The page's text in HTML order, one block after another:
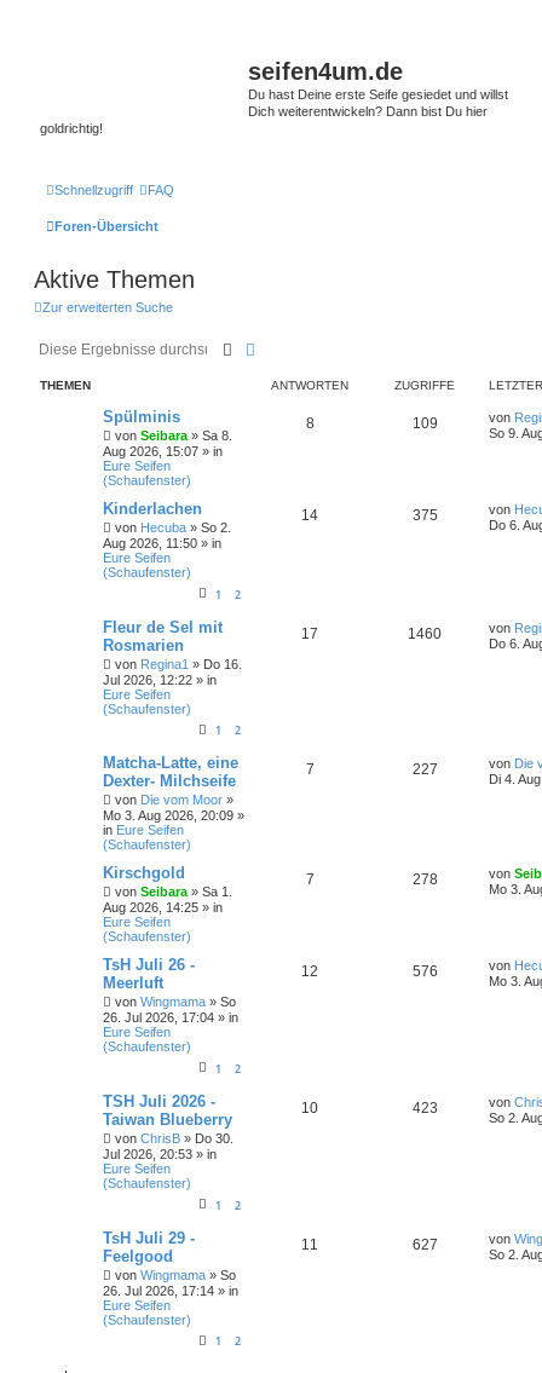
seifen4um.de
Du hast Deine erste Seife gesiedet und willst
Dich weiterentwickeln? Dann bist Du hier
goldrichtig!
Schnellzugriff FAQ
Foren-Übersicht
Aktive Themen
Zur erweiterten Suche
Suche
THEMEN ANTWORTEN ZUGRIFFE
Spülminis
von Seibara » Sa 8.
Aug 2026, 15:07 » in
Eure Seifen
(Schaufenster)
8 109 von
So 9.
Kinderlachen
von Hecuba » So 2.
Aug 2026, 11:50 » in
Eure Seifen
(Schaufenster)
1 2
14 375 von
Do 6.
Fleur de Sel mit
Rosmarien
von Regina1 » Do 16.
Jul 2026, 12:22 » in
Eure Seifen
(Schaufenster)
1 2
17 1460 von
Do 6.
Matcha-Latte, eine
Dexter- Milchseife
von Die vom Moor »
Mo 3. Aug 2026, 20:09 »
in Eure Seifen
(Schaufenster)
7 227 von Die
Di 4.
Kirschgold
von Seibara » Sa 1.
Aug 2026, 14:25 » in
Eure Seifen
(Schaufenster)
7 278 von
Mo 3.
TsH Juli 26 -
Meerluft
von Wingmama » So
26. Jul 2026, 17:04 » in
Eure Seifen
(Schaufenster)
1 2
12 576 von
Mo 3.
TSH Juli 2026 -
Taiwan Blueberry
von ChrisB » Do 30.
Jul 2026, 20:53 » in
Eure Seifen
(Schaufenster)
1 2
10 423 von
So 2.
TsH Juli 29 -
Feelgood
von Wingmama » So
26. Jul 2026, 17:14 » in
Eure Seifen
(Schaufenster)
1 2
11 627 von
So 2.